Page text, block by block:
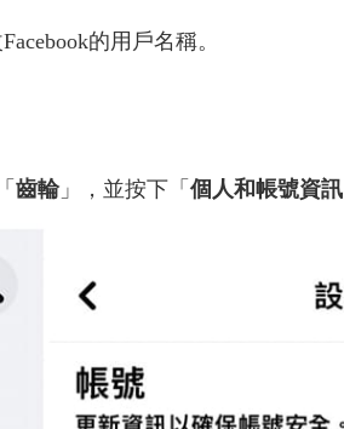
的用戶名稱。
齒輪」，並按下「 個人和帳號資訊